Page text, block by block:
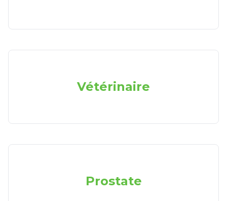
Vétérinaire
Prostate